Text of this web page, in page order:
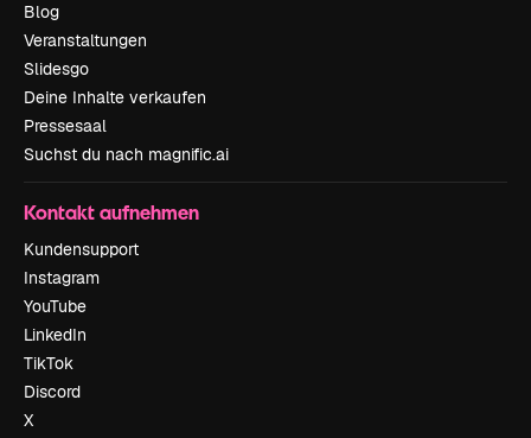
Blog
Veranstaltungen
Slidesgo
Deine Inhalte verkaufen
Pressesaal
Suchst du nach magnific.ai
Kontakt aufnehmen
Kundensupport
Instagram
YouTube
LinkedIn
TikTok
Discord
X